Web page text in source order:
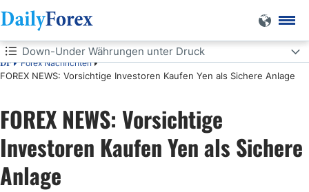
DF Forex Nachrichten
FOREX NEWS: Vorsichtige Investoren Kaufen Yen als Sichere Anlage
Down-Under Währungen unter Druck
Down-Under Währungen unter Druck
FOREX NEWS: Vorsichtige
Investoren Kaufen Yen als Sichere
Anlage